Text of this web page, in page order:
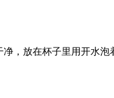
放在杯子里用开水泡